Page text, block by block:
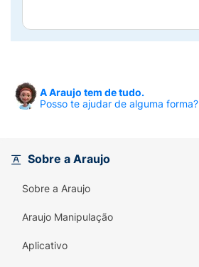
A Araujo tem de tudo.
Posso te ajudar de alguma forma?
Sobre a Araujo
Sobre a Araujo
Araujo Manipulação
Aplicativo